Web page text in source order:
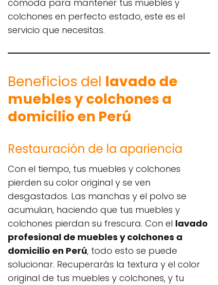
cómoda para mantener tus muebles y
colchones en perfecto estado, este es el
servicio que necesitas.
Beneficios del lavado de
muebles y colchones a
domicilio en Perú
Restauración de la apariencia
Con el tiempo, tus muebles y colchones
pierden su color original y se ven
desgastados. Las manchas y el polvo se
acumulan, haciendo que tus muebles y
colchones pierdan su frescura. Con el lavado
profesional de muebles y colchones a
domicilio en Perú, todo esto se puede
solucionar. Recuperarás la textura y el color
original de tus muebles y colchones, y tu